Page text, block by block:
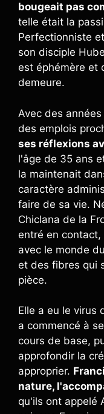
bougeait pas
telle était la
Perfectionniste
son disciple
est éphémère et
demeure.
Avec des
des emplois
ses réflexions
l'âge de 35 ans
la maintenait
caractère
faire de sa vie.
Chiclana de la
entré en contact,
avec le monde
et des fibres qui
pièce.
Elle a eu le virus
a commencé à
cours de base,
approfondir la
approprier.
nature,
qu'ils ont appelé